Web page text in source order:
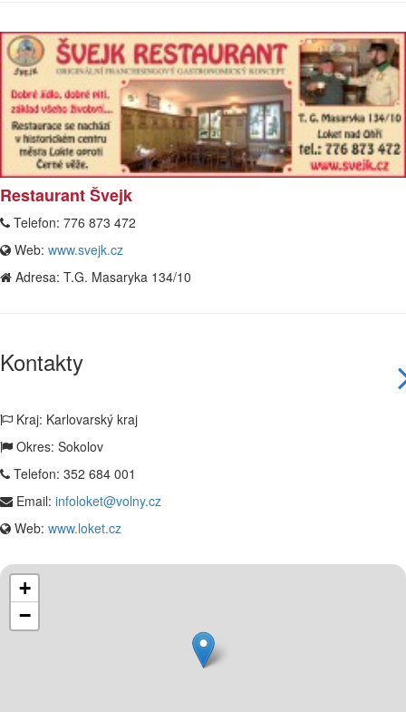
Restaurant Švejk
Telefon: 776 873 472
Web: www.svejk.cz
Adresa: T.G. Masaryka 134/10
Kontakty
Kraj: Karlovarský kraj
Okres: Sokolov
Telefon: 352 684 001
Email: infoloket@volny.cz
Web: www.loket.cz
+
−